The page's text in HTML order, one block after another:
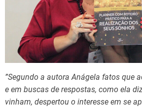
”Segundo a autora Anágela fatos que
e em buscas de respostas, como ela
vinham, despertou o interesse em se